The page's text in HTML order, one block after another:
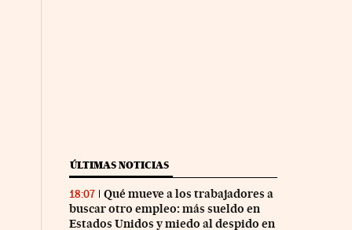
ÚLTIMAS NOTICIAS
18:07
Qué mueve a los trabajadores a
buscar otro empleo: más sueldo en
Estados Unidos y miedo al despido en